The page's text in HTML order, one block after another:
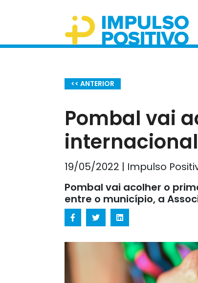
<< ANTERIOR
Pombal vai
19/05/2022 | Impulso
Pombal vai acolher o
entre o município, a